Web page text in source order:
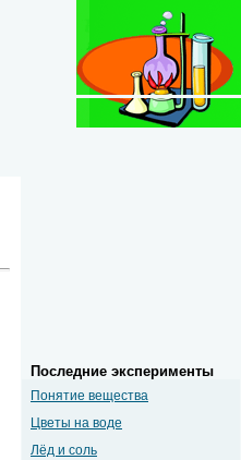
Последние эксперименты
Понятие вещества
Цветы на воде
Лёд и соль